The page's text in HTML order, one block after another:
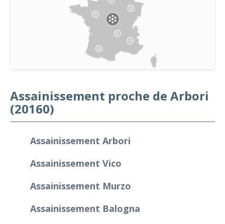
Assainissement proche de Arbori
(20160)
Assainissement Arbori
Assainissement Vico
Assainissement Murzo
Assainissement Balogna